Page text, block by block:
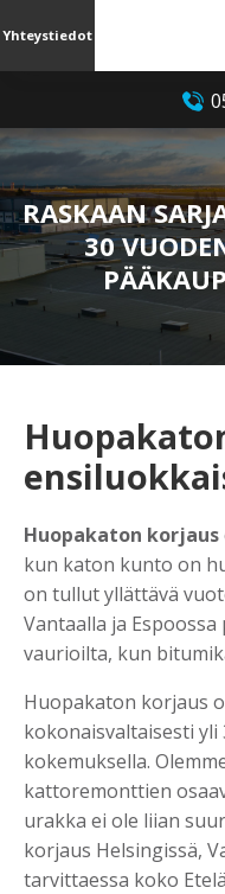
Yhteystiedot
RASKAAN
30
Huopakaton korjaus
kun katon kunto on
on tullut yllättävä
Vantaalla ja
vaurioilta, kun
Huopakaton korjaus
kokonaisvaltaisesti yli
kokemuksella.
kattoremonttien
urakka ei ole liian
korjaus Helsingissä,
tarvittaessa koko